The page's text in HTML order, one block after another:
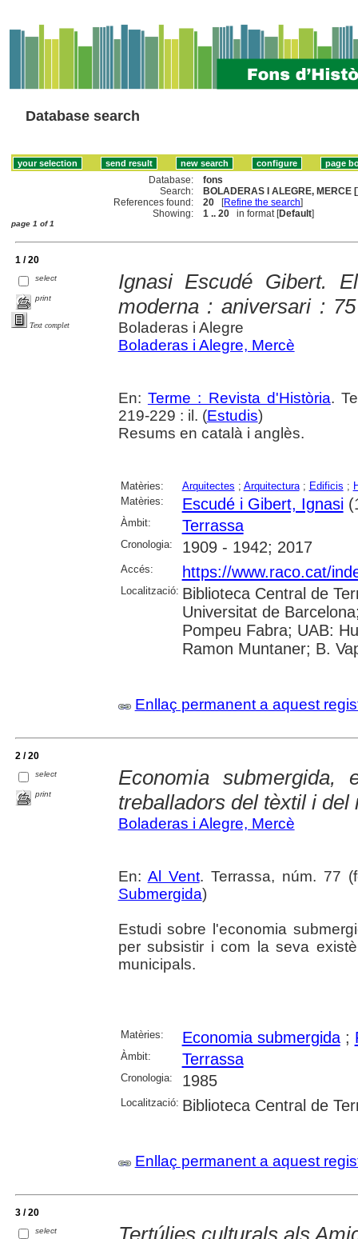
Database search
Database:
fons
Search:
BOLADERAS I ALEGRE, MERCE
References found:
20 [Refine the search]
Showing:
1 .. 20 in format [Default]
page 1 of 1
1 / 20
select
print
Text complet
Ignasi Escudé Gibert.
moderna : aniversari :
Boladeras i Alegre
Boladeras i Alegre, Mercè
En: Terme : Revista d'Història.
219-229 : il. (Estudis)
Resums en català i anglès.
Matèries: Arquitectes ; Arquitectura; Edificis ;
Matèries:
Escudé i Gibert, Ignasi
Àmbit: Terrassa
Cronologia: 1909 - 1942; 2017
Accés: https://www.raco.cat/
Localització: Biblioteca Central de
Universitat de
Pompeu Fabra; UAB:
Ramon Muntaner; B.
Enllaç permanent a aquest
2 / 20
select
print
Economia
treballadors del tèxtil i del
Boladeras i Alegre, Mercè
En: Al Vent. Terrassa, núm. 77
Submergida)
Estudi sobre l'economia
per subsistir i com la seva
municipals.
Matèries: Economia submergida;
Àmbit: Terrassa
Cronologia: 1985
Localització: Biblioteca Central de
Enllaç permanent a aquest
3 / 20
select